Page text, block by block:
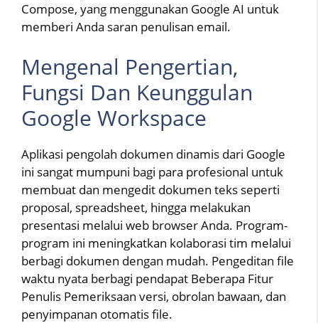
Compose, yang menggunakan Google AI untuk
memberi Anda saran penulisan email.
Mengenal Pengertian,
Fungsi Dan Keunggulan
Google Workspace
Aplikasi pengolah dokumen dinamis dari Google
ini sangat mumpuni bagi para profesional untuk
membuat dan mengedit dokumen teks seperti
proposal, spreadsheet, hingga melakukan
presentasi melalui web browser Anda. Program-
program ini meningkatkan kolaborasi tim melalui
berbagi dokumen dengan mudah. Pengeditan file
waktu nyata berbagi pendapat Beberapa Fitur
Penulis Pemeriksaan versi, obrolan bawaan, dan
penyimpanan otomatis file.